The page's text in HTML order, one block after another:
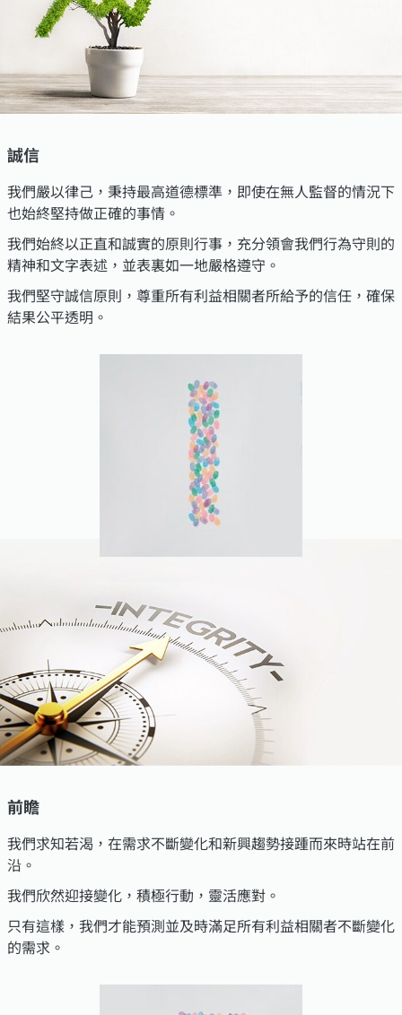
誠信
我們嚴以律己，秉持最高道德標準，即使在無人監督的情況下
也始終堅持做正確的事情。
我們始終以正直和誠實的原則行事，充分領會我們行為守則的
精神和文字表述，並表裏如一地嚴格遵守。
我們堅守誠信原則，尊重所有利益相關者所給予的信任，確保
結果公平透明。
前瞻
我們求知若渴，在需求不斷變化和新興趨勢接踵而來時站在前
沿。
我們欣然迎接變化，積極行動，靈活應對。
只有這樣，我們才能預測並及時滿足所有利益相關者不斷變化
的需求。